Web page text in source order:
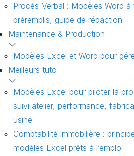
Procès-Verbal : Modèles Word
préremplis, guide de rédaction
Maintenance & Production
Modèles Excel et Word pour
Meilleurs tuto
Modèles Excel pour piloter la
suivi atelier, performance,
usine
Comptabilité immobilière :
modèles Excel prêts à l’emploi